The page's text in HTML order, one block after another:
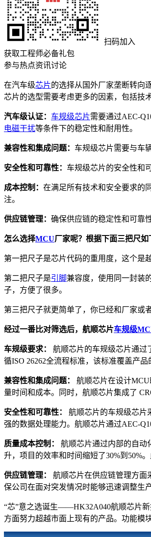
扫码加入
获取工程师必备礼包
参与热点资讯讨论
在汽车级芯片的选择从国外厂家垄断转向
芯片的选型需要考虑更多的因素，包括技
汽车级认证： 车规级芯片需要通过AEC-
电磁干扰等条件下的稳定性和耐用性。
兼容性和集成问题： 车规级芯片需要与车
安全性和可靠性： 车规级芯片的安全性和
成本控制： 在满足所有技术和安全要求的
注。
供应链管理： 确保供应链的稳定性和可靠
怎么选择MCU厂家呢？根据下面三把尺如
第一把尺子是芯片代码的重用度，这个是
第二把尺子是引脚兼容度，使用同一封装
子，方便了很多。
第三把尺子就更简单了，你已经和厂家或
经过一番比对筛选后，航顺芯片车规级
车规级要求： 航顺芯片的车规级芯片通过
循ISO 26262全流程标准，该标准覆盖产
兼容性和集成问题：
航顺芯片在设计
量时间和成本。同时，航顺芯片集成了
安全性和可靠性： 航顺芯片的车规级芯片
强的数据处理能力。航顺芯片通过AEC-
质量成本控制： 航顺芯片通过内部的自动
升，项目的效率和时间缩短了30%到50%
供应链管理： 航顺芯片在供应链管理方面
保公司在面对突发情况时能够迅速调整生
“芯”意之选诞生——HK32A040航顺芯片
方面努力超越市面上现有的产品。功能模